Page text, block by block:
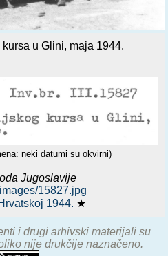
u Glini, maja 1944.
neki datumi su okvirni)
Jugoslavije
15827.jpg
1944. ★
i drugi arhivski materijali su
nije drukčije naznačeno.